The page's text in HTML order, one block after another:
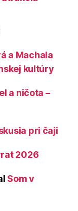
a Machala
kultúry
a ničota –
pri čaji
2026
Som v